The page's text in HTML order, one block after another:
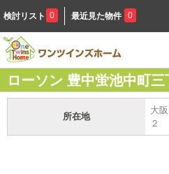
検討リスト 0 最近見た物件 0
ローソン 豊中蛍池中町三
所在地
大
２